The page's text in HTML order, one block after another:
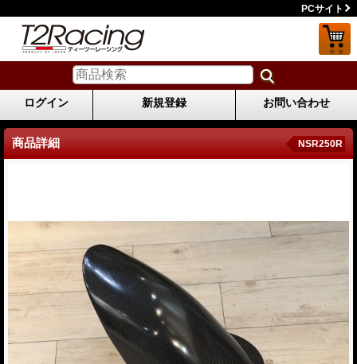
PCサイト
ログイン 新規登録 お問い合わせ
商品詳細 NSR250R